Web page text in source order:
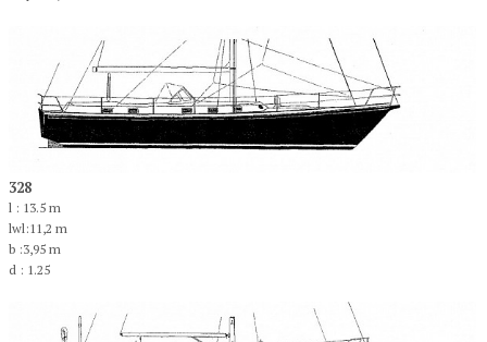
328
l : 13.5 m
lwl:11,2 m
b :3,95 m
d : 1.25